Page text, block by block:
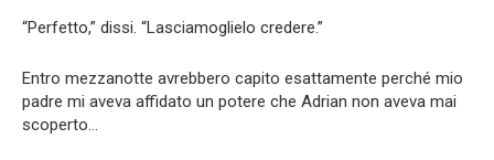
“Perfetto,” dissi. “Lasciamoglielo credere.”
Entro mezzanotte avrebbero capito esattamente perché mio
padre mi aveva affidato un potere che Adrian non aveva mai
scoperto…